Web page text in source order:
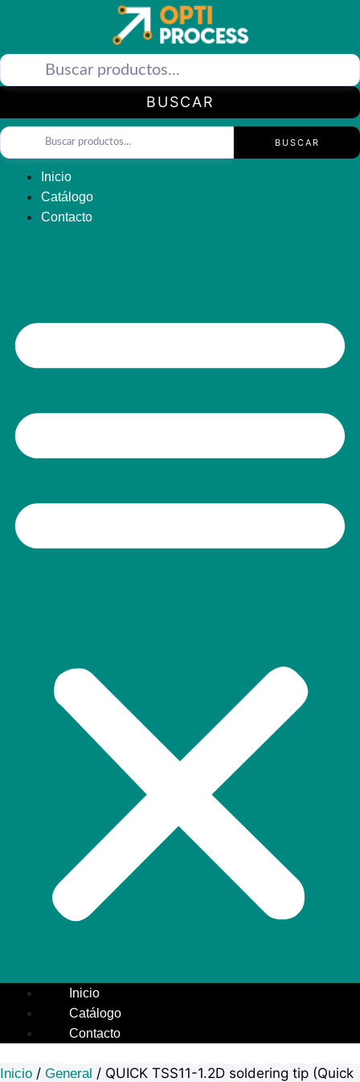
BUSCAR
BUSCAR
Inicio
Catálogo
Contacto
Inicio
Catálogo
Contacto
Inicio / General / QUICK TSS11-1.2D soldering tip (Quick